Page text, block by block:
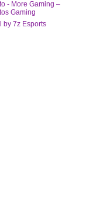
- More Gaming –
Gaming
by ‪7z Esports